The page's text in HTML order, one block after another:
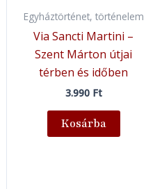
Egyháztörténet, történelem
Via Sancti Martini –
Szent Márton útjai
térben és időben
3.990 Ft
Kosárba